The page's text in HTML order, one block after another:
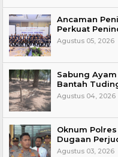
Ancaman
Perkuat
Agustus 05, 2026
Sabung
Bantah
Agustus 04, 2026
Oknum
Dugaan
Agustus 03, 2026